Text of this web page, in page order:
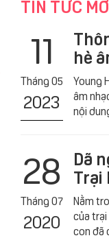
TIN TỨC
11
Tháng 05
2023
hè
Young
âm
nội
28
Tháng 07
2020
Dã
Trại
Nằm
của
con đã